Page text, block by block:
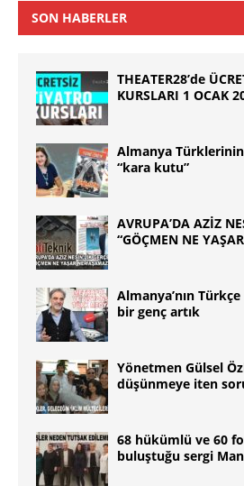
SON HABERLER
THEATER28’de
KURSLARI 1 OCAK
Almanya Türklerinin
“kara kutu”
AVRUPA’DA AZİZ
“GÖÇMEN NE
Almanya’nın
bir genç artık
Yönetmen Gülsel
düşünmeye iten
68 hükümlü ve 60
buluştuğu sergi